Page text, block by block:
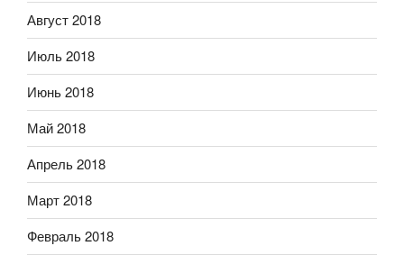
Август 2018
Июль 2018
Июнь 2018
Май 2018
Апрель 2018
Март 2018
Февраль 2018